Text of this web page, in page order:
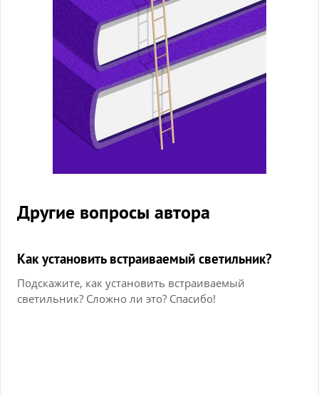
Другие вопросы автора
Как установить встраиваемый светильник?
Подскажите, как установить встраиваемый
светильник? Сложно ли это? Спасибо!